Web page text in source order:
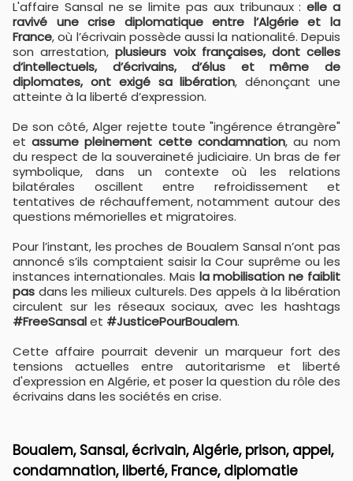
L'affaire Sansal ne se limite pas aux tribunaux :elle a
ravivé une crise diplomatique entre l’Algérie et la
France, où l’écrivain possède aussi la nationalité. Depuis
son arrestation,plusieurs voix françaises, dont celles
d’intellectuels, d’écrivains, d’élus et même de
diplomates, ont exigé sa libération, dénonçant une
atteinte à la liberté d’expression.
De son côté, Alger rejette toute "ingérence étrangère"
etassume pleinement cette condamnation, au nom
du respect de la souveraineté judiciaire. Un bras de fer
symbolique, dans un contexte où les relations
bilatérales oscillent entre refroidissement et
tentatives de réchauffement, notamment autour des
questions mémorielles et migratoires.
Pour l’instant, les proches de Boualem Sansal n’ont pas
annoncé s’ils comptaient saisir la Cour suprême ou les
instances internationales. Mais la mobilisation ne faiblit
pas dans les milieux culturels. Des appels à la libération
circulent sur les réseaux sociaux, avec les hashtags
#FreeSansalet #JusticePourBoualem.
Cette affaire pourrait devenir un marqueur fort des
tensions actuelles entre autoritarisme et liberté
d'expression en Algérie, et poser la question du rôle des
écrivains dans les sociétés en crise.
Boualem, Sansal, écrivain, Algérie, prison, appel,
condamnation, liberté, France, diplomatie